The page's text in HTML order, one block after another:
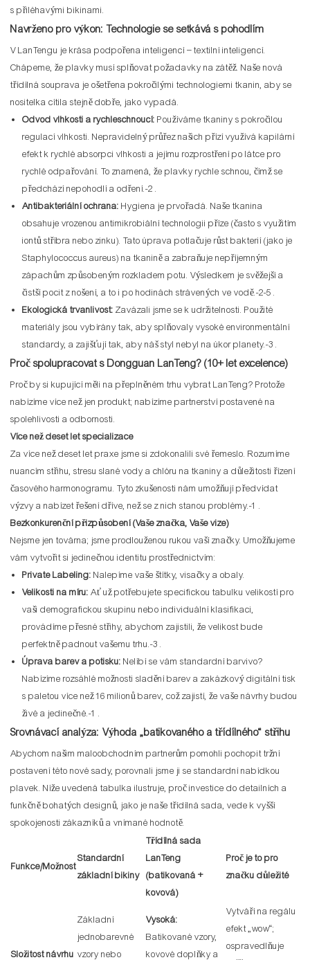
s přiléhavými bikinami.
Navrženo pro výkon: Technologie se setkává s pohodlím
V LanTengu je krása podpořena inteligencí – textilní inteligencí.
Chápeme, že plavky musí splňovat požadavky na zátěž. Naše nová
třídílná souprava je ošetřena pokročilými technologiemi tkanin, aby se
nositelka cítila stejně dobře, jako vypadá.
Odvod vlhkosti a rychleschnoucí: Používáme tkaniny s pokročilou
regulací vlhkosti. Nepravidelný průřez našich přízí využívá kapilární
efekt k rychlé absorpci vlhkosti a jejímu rozprostření po látce pro
rychlé odpařování. To znamená, že plavky rychle schnou, čímž se
předchází nepohodlí a odření.-2 .
Antibakteriální ochrana: Hygiena je prvořadá. Naše tkanina
obsahuje vrozenou antimikrobiální technologii příze (často s využitím
iontů stříbra nebo zinku). Tato úprava potlačuje růst bakterií (jako je
Staphylococcus aureus) na tkanině a zabraňuje nepříjemným
zápachům způsobeným rozkladem potu. Výsledkem je svěžejší a
čistší pocit z nošení, a to i po hodinách strávených ve vodě.-2-5 .
Ekologická trvanlivost: Zavázali jsme se k udržitelnosti. Použité
materiály jsou vybírány tak, aby splňovaly vysoké environmentální
standardy, a zajišťují tak, aby náš styl nebyl na úkor planety.-3 .
Proč spolupracovat s Dongguan LanTeng? (10+ let excelence)
Proč by si kupující měli na přeplněném trhu vybrat LanTeng? Protože
nabízíme více než jen produkt; nabízíme partnerství postavené na
spolehlivosti a odbornosti.
Více než deset let specializace
Za více než deset let praxe jsme si zdokonalili své řemeslo. Rozumíme
nuancím střihu, stresu slané vody a chlóru na tkaniny a důležitosti řízení
časového harmonogramu. Tyto zkušenosti nám umožňují předvídat
výzvy a nabízet řešení dříve, než se z nich stanou problémy.-1 .
Bezkonkurenční přizpůsobení (Vaše značka, Vaše vize)
Nejsme jen továrna; jsme prodlouženou rukou vaší značky. Umožňujeme
vám vytvořit si jedinečnou identitu prostřednictvím:
Private Labeling: Nalepíme vaše štítky, visačky a obaly.
Velikosti na míru: Ať už potřebujete specifickou tabulku velikostí pro
vaši demografickou skupinu nebo individuální klasifikaci,
provádíme přesné střihy, abychom zajistili, že velikost bude
perfektně padnout vašemu trhu.-3 .
Úprava barev a potisku: Nelíbí se vám standardní barvivo?
Nabízíme rozsáhlé možnosti sladění barev a zakázkový digitální tisk
s paletou více než 16 milionů barev, což zajistí, že vaše návrhy budou
živé a jedinečné.-1 .
Srovnávací analýza: Výhoda „batikovaného a třídílného“ střihu
Abychom našim maloobchodním partnerům pomohli pochopit tržní
postavení této nové sady, porovnali jsme ji se standardní nabídkou
plavek. Níže uvedená tabulka ilustruje, proč investice do detailních a
funkčně bohatých designů, jako je naše třídílná sada, vede k vyšší
spokojenosti zákazníků a vnímané hodnotě.
Funkce/Možnost
Standardní
základní bikiny
Třídílná sada
LanTeng
(batikovaná +
kovová)
Proč je to pro
značku důležité
Složitost návrhu
Základní
jednobarevné
vzory nebo
Vysoká:
Batikované vzory,
kovové doplňky a
Vytváří na regálu
efekt „wow“;
ospravedlňuje